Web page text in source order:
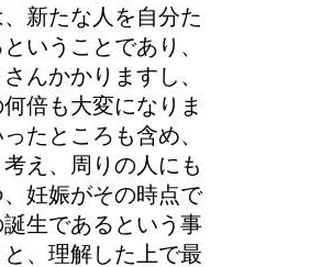
新たな人を自分た
いうことであり、
んかかりますし、
倍も大変になりま
たところも含め、
え、周りの人にも
妊娠がその時点で
生であるという事
、理解した上で最